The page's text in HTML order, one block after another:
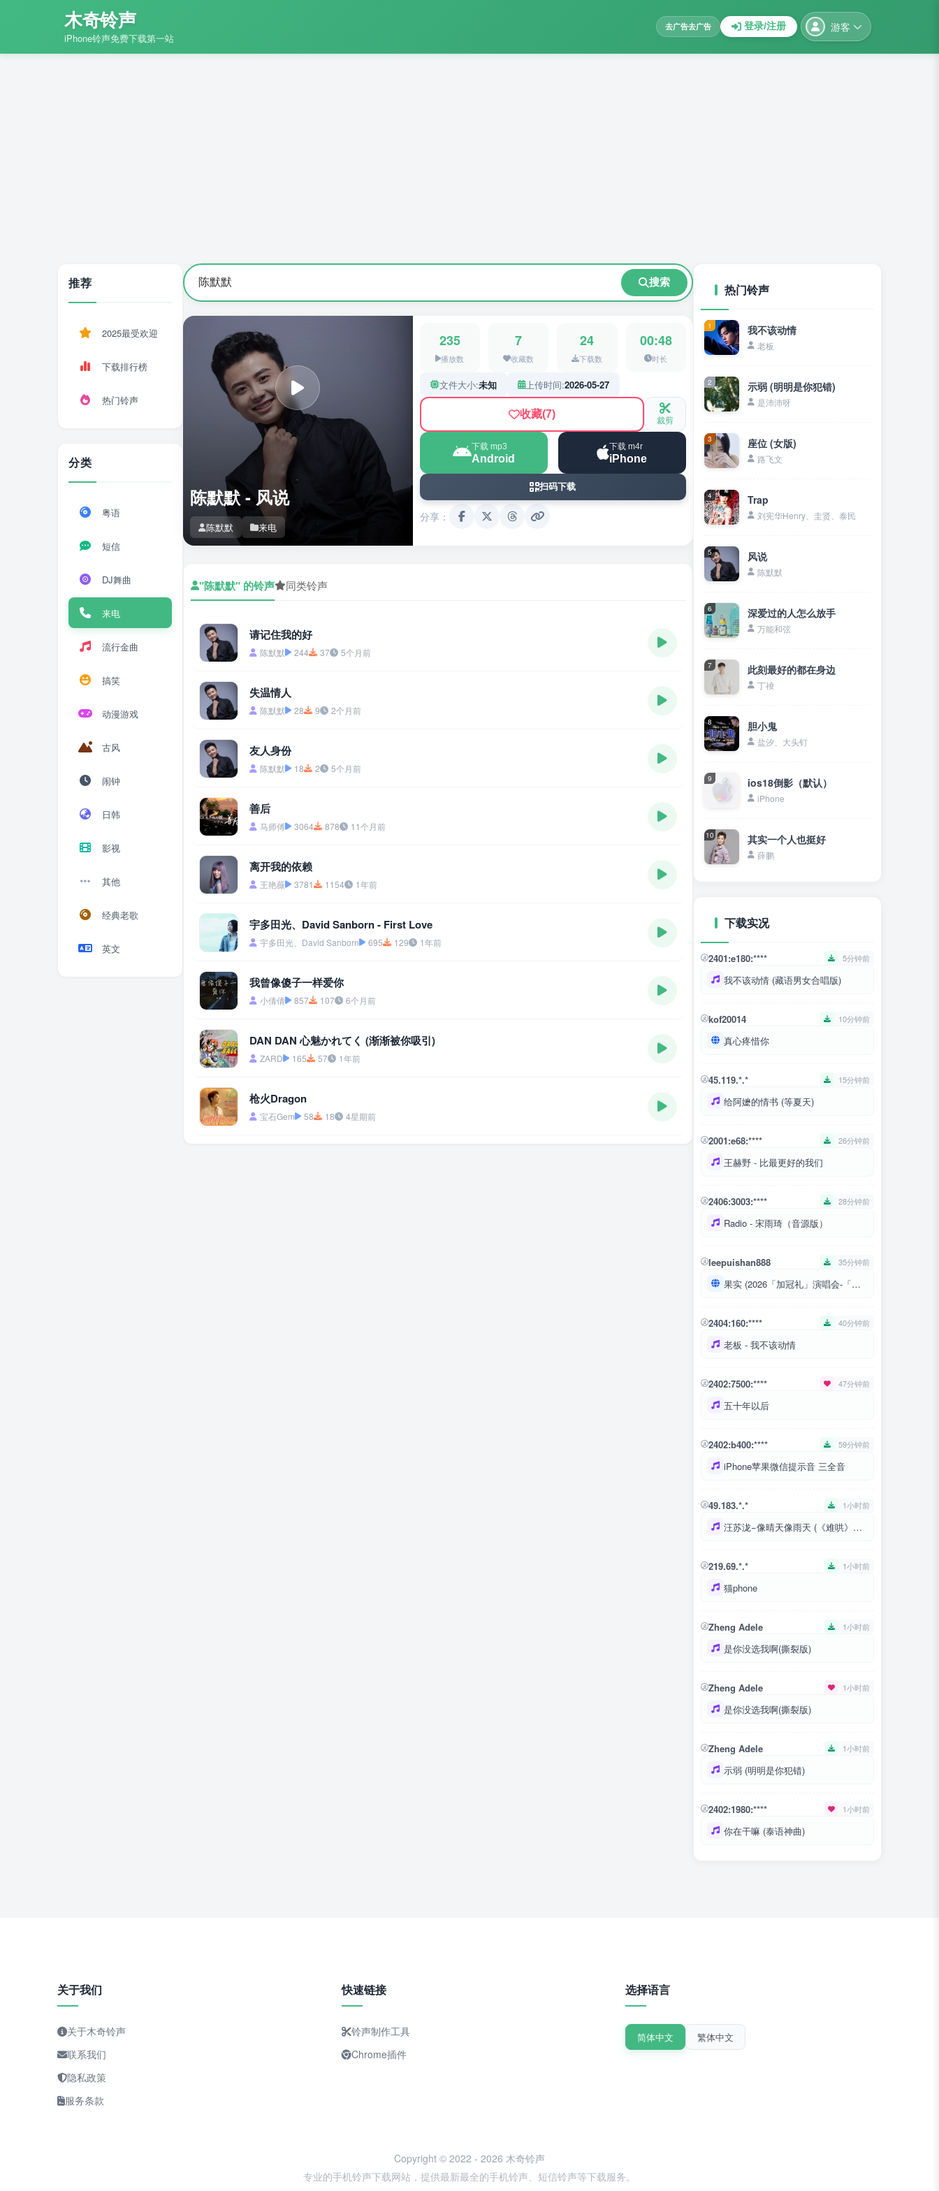
木奇铃声
iPhone铃声免费下载第一站
去广告去广告 登录/注册 游客
推荐
2025最受欢迎
下载排行榜
热门铃声
分类
粤语
短信
DJ舞曲
来电
流行金曲
搞笑
动漫游戏
古风
闹钟
日韩
影视
其他
经典老歌
英文
搜索
陈默默 - 风说
陈默默 来电
235
播放数
7
收藏数
24
下载数
00:48
时长
文件大小:未知 上传时间:2026-05-27
收藏(7) 裁剪
下载 mp3
Android
下载 m4r
iPhone
扫码下载
分享：
"陈默默" 的铃声 同类铃声
请记住我的好
陈默默 244 37 5个月前
失温情人
陈默默 28 9 2个月前
友人身份
陈默默 18 2 5个月前
善后
马师傅 3064 878 11个月前
离开我的依赖
王艳薇 3781 1154 1年前
宇多田光、David Sanborn - First Love
宇多田光、David Sanborn 695 129 1年前
我曾像傻子一样爱你
小倩倩 857 107 6个月前
DAN DAN 心魅かれてく (渐渐被你吸引)
ZARD 165 57 1年前
枪火Dragon
宝石Gem 58 18 4星期前
热门铃声
1 我不该动情
老板
2 示弱 (明明是你犯错)
是沛沛呀
3 座位 (女版)
路飞文
4 Trap
刘宪华Henry、圭贤、泰民
5 风说
陈默默
6 深爱过的人怎么放手
万能和弦
7 此刻最好的都在身边
丁祾
8 胆小鬼
盐汐、大头钉
9 ios18倒影（默认）
iPhone
10 其实一个人也挺好
薛鹏
下载实况
2401:e180:**** 5分钟前
我不该动情 (藏语男女合唱版)
kof20014 10分钟前
真心疼惜你
45.119.*.* 15分钟前
给阿嬷的情书 (等夏天)
2001:e68:**** 26分钟前
王赫野 - 比最更好的我们
2406:3003:**** 28分钟前
Radio - 宋雨琦（音源版）
leepuishan888 35分钟前
果实 (2026「加冠礼」演唱会-「加冠」上海站)
2404:160:**** 40分钟前
老板 - 我不该动情
2402:7500:**** 47分钟前
五十年以后
2402:b400:**** 59分钟前
iPhone苹果微信提示音 三全音
49.183.*.* 1小时前
汪苏泷−像晴天像雨天 (《难哄》OST)
219.69.*.* 1小时前
猫phone
Zheng Adele 1小时前
是你没选我啊(撕裂版)
Zheng Adele 1小时前
是你没选我啊(撕裂版)
Zheng Adele 1小时前
示弱 (明明是你犯错)
2402:1980:**** 1小时前
你在干嘛 (泰语神曲)
关于我们
关于木奇铃声
联系我们
隐私政策
服务条款
快速链接
铃声制作工具
Chrome插件
选择语言
简体中文 繁体中文
Copyright © 2022 - 2026 木奇铃声
专业的手机铃声下载网站，提供最新最全的手机铃声、短信铃声等下载服务。